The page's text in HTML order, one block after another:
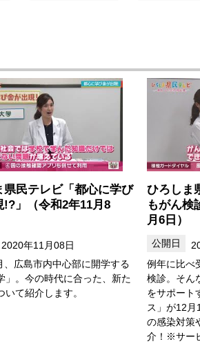
県民テレビ「都心に学び
!?」（令和2年11月8
2020年11月08日
、広島市内中心部に開学する
」。今の時代に合った、新た
いて紹介します。
ひろしま
もがん検
月6日）
例年に比べ
検診。そん
をサポート
ス」が12
の感染対策
介！※サー